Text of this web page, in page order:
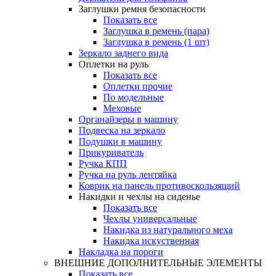
Заглушки ремня безопасности
Показать все
Заглушка в ремень (пара)
Заглушка в ремень (1 шт)
Зеркало заднего вида
Оплетки на руль
Показать все
Оплетки прочиe
По модельные
Меховые
Органайзеры в машину
Подвеска на зеркало
Подушки в машину
Прикуриватель
Ручка КПП
Ручка на руль лентяйка
Коврик на панель противоскользящий
Накидки и чехлы на сиденье
Показать все
Чехлы универсальные
Накидка из натурального меха
Накидка искуственная
Накладка на пороги
ВНЕШНИЕ ДОПОЛНИТЕЛЬНЫЕ ЭЛЕМЕНТЫ
Показать все